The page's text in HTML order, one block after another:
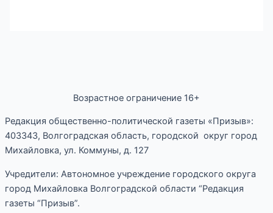
Возрастное ограничение 16+
Редакция общественно-политической газеты «Призыв»:
403343, Волгоградская область, городской округ город
Михайловка, ул. Коммуны, д. 127
Учредители: Автономное учреждение городского округа
город Михайловка Волгоградской области “Редакция
газеты “Призыв”.